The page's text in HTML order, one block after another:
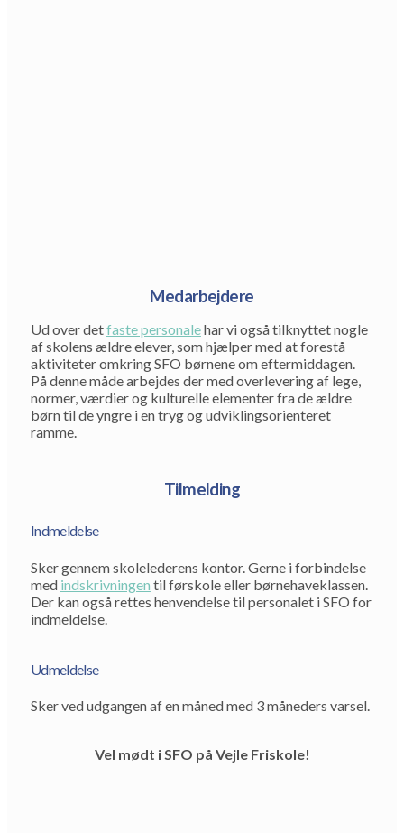
Medarbejdere
Ud over detfaste personalehar vi også tilknyttet nogle
af skolens ældre elever, som hjælper med at forestå
aktiviteter omkring SFO børnene om eftermiddagen.
På denne måde arbejdes der med overlevering af lege,
normer, værdier og kulturelle elementer fra de ældre
børn til de yngre i en tryg og udviklingsorienteret
ramme.
Tilmelding
Indmeldelse
Sker gennem skolelederens kontor. Gerne i forbindelse
med indskrivningen til førskole eller børnehaveklassen.
Der kan også rettes henvendelse til personalet i SFO for
indmeldelse.
Udmeldelse
Sker ved udgangen af en måned med 3 måneders varsel.
Vel mødt i SFO på Vejle Friskole!